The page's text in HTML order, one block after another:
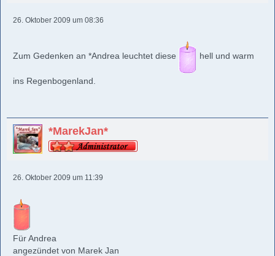
26. Oktober 2009 um 08:36
Zum Gedenken an *Andrea leuchtet diese hell und warm
ins Regenbogenland.
*MarekJan*
26. Oktober 2009 um 11:39
Für Andrea
angezündet von Marek Jan